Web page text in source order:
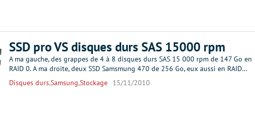
SSD pro VS disques durs SAS 15000 rpm
A ma gauche, des grappes de 4 à 8 disques durs SAS 15 000 rpm de 147 Go en
RAID 0. A ma droite, deux SSD Samsmung 470 de 256 Go, eux aussi en RAID…
Disques durs,Samsung,Stockage 15/11/2010